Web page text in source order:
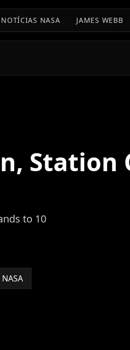
NOTÍCIAS NASA JAMES WEBB
Station
to 10